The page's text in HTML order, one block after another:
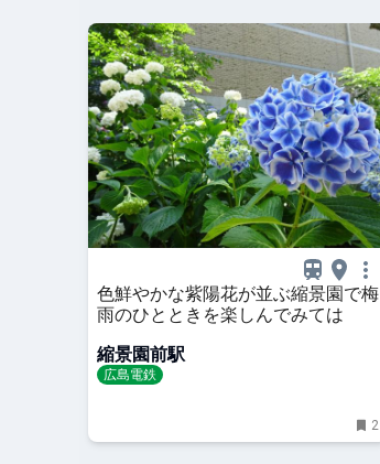
色鮮やかな紫陽花が並ぶ縮景園で梅
雨のひとときを楽しんでみては
縮景園前駅
広島電鉄
2